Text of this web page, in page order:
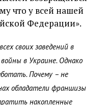
что у всей нашей
Федерации».
своих заведений в
в Украине. Однако
Почему – не
обладатели франшизы
накопленные